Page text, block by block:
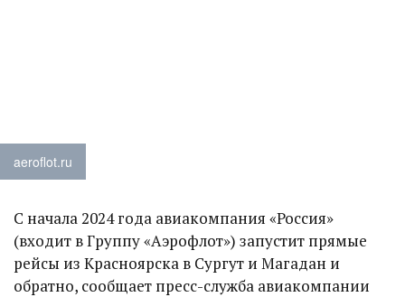
aeroflot.ru
С начала 2024 года авиакомпания «Россия»
(входит в Группу «Аэрофлот») запустит прямые
рейсы из Красноярска в Сургут и Магадан и
обратно, сообщает пресс-служба авиакомпании